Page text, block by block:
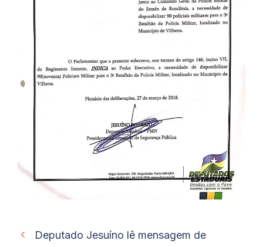
Deputado Jesuíno lê mensagem de